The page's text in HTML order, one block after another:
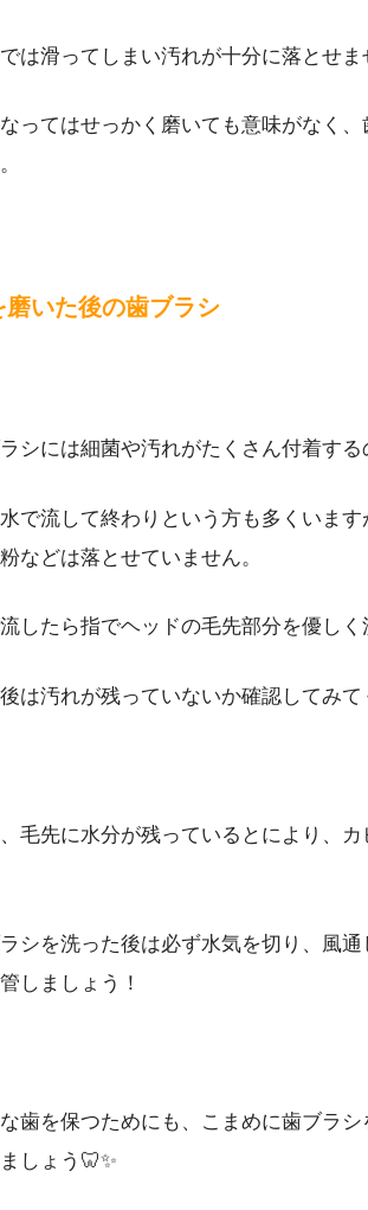
は滑ってしまい汚れが十分に落とせま
ってはせっかく磨いても意味がなく
磨いた後の歯ブラシ
シには細菌や汚れがたくさん付着す
で流して終わりという方も多くいま
などは落とせていません。
したら指でヘッドの毛先部分を優しく
は汚れが残っていないか確認してみて
毛先に水分が残っているとにより、
シを洗った後は必ず水気を切り、風
しましょう！
歯を保つためにも、こまめに歯ブラ
しょう🦷✨